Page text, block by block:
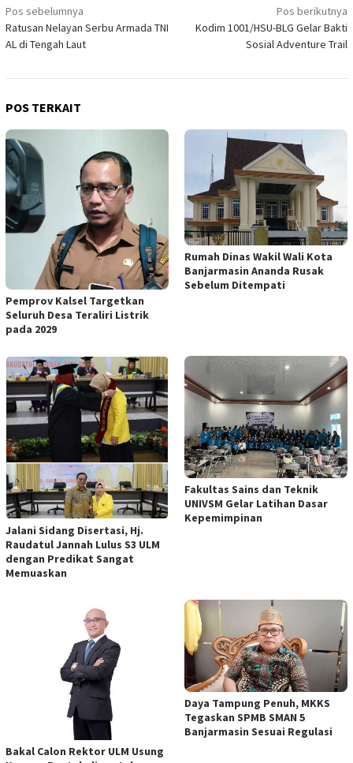
Navigasi
pos
Pos sebelumnya
Ratusan Nelayan Serbu Armada TNI
AL di Tengah Laut
Pos berikutnya
Kodim 1001/HSU-BLG Gelar Bakti
Sosial Adventure Trail
POS TERKAIT
Pemprov Kalsel Targetkan
Seluruh Desa Teraliri Listrik
pada 2029
Rumah Dinas Wakil Wali Kota
Banjarmasin Ananda Rusak
Sebelum Ditempati
Jalani Sidang Disertasi, Hj.
Raudatul Jannah Lulus S3 ULM
dengan Predikat Sangat
Memuaskan
Fakultas Sains dan Teknik
UNIVSM Gelar Latihan Dasar
Kepemimpinan
Bakal Calon Rektor ULM Usung
Daya Tampung Penuh, MKKS
Tegaskan SPMB SMAN 5
Banjarmasin Sesuai Regulasi